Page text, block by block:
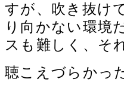
すが、吹き抜け
り向かない環境
スも難しく、そ
聴こえづらかっ